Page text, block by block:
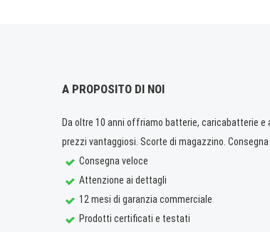
A PROPOSITO DI NOI
Da oltre 10 anni offriamo batterie, caricabatterie
prezzi vantaggiosi. Scorte di magazzino. Consegna
Consegna veloce
Attenzione ai dettagli
12 mesi di garanzia commerciale
Prodotti certificati e testati